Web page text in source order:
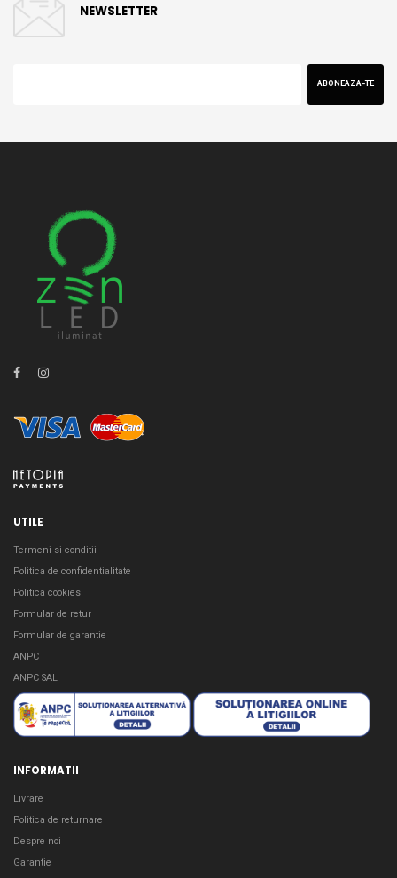
NEWSLETTER
ABONEAZA-TE
UTILE
Termeni si conditii
Politica de confidentialitate
Politica cookies
Formular de retur
Formular de garantie
ANPC
ANPC SAL
INFORMATII
Livrare
Politica de returnare
Despre noi
Garantie